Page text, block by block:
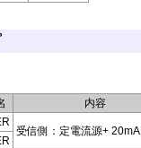
内容
受信側：定電流源+ 20mA